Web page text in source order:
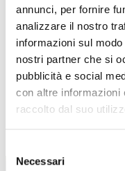
annunci, per fornire
analizzare il nostro
informazioni sul
nostri partner che si
pubblicità e social
con altre informazioni
raccolto dal suo
delNecessari
TUTTE LE CATEGORIE